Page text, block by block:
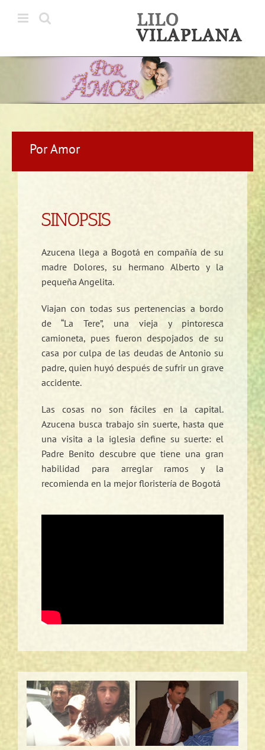
Por Amor
SINOPSIS
Azucena llega a Bogotá en compañía de su
madre Dolores, su hermano Alberto y la
pequeña Angelita.
Viajan con todas sus pertenencias a bordo
de “La Tere”, una vieja y pintoresca
camioneta, pues fueron despojados de su
casa por culpa de las deudas de Antonio su
padre, quien huyó después de sufrir un grave
accidente.
Las cosas no son fáciles en la capital.
Azucena busca trabajo sin suerte, hasta que
una visita a la iglesia define su suerte: el
Padre Benito descubre que tiene una gran
habilidad para arreglar ramos y la
recomienda en la mejor floristería de Bogotá